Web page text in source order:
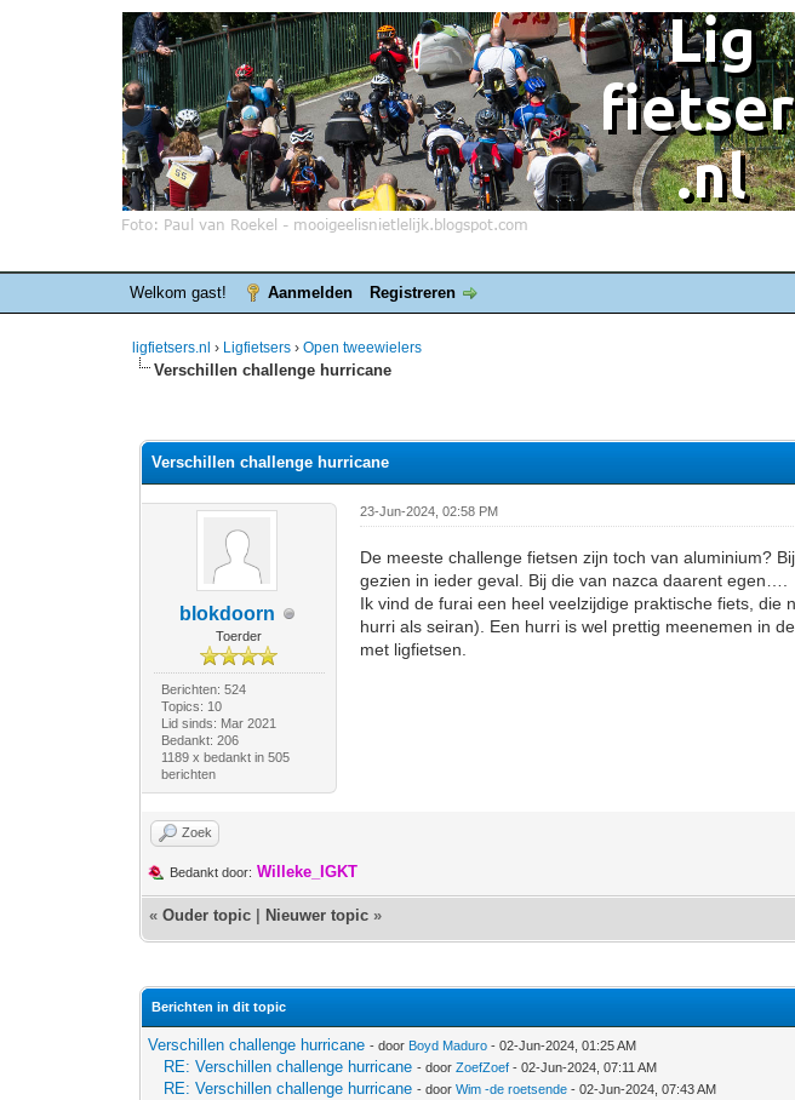
Welkom gast! Aanmelden Registreren
ligfietsers.nl › Ligfietsers ›Open tweewielers
Verschillen challenge hurricane
Verschillen challenge hurricane
blokdoorn
Toerder
Berichten: 524
Topics: 10
Lid sinds: Mar 2021
Bedankt: 206
1189 x bedankt in 505
berichten
23-Jun-2024, 02:58 PM
De meeste challenge fietsen zijn toch van aluminium?
gezien in ieder geval. Bij die van nazca daarent egen….
Ik vind de furai een heel veelzijdige praktische fiets,
hurri als seiran). Een hurri is wel prettig meenemen in
met ligfietsen.
Zoek
Bedankt door: Willeke_IGKT
«Ouder topic Nieuwer topic »
Berichten in dit topic
Verschillen challenge hurricane - door Boyd Maduro - 02-Jun-2024, 01:25 AM
RE: Verschillen challenge hurricane - doorZoefZoef - 02-Jun-2024, 07:11 AM
RE: Verschillen challenge hurricane - doorWim -de roetsende - 02-Jun-2024, 07:43 AM